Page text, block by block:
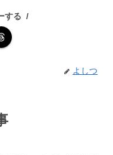
する
よしつ